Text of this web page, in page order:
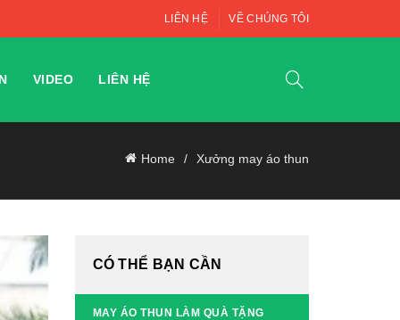
LIÊN HỆ VỀ CHÚNG TÔI
VIDEO LIÊN HỆ
Home Xưởng may áo thun
CÓ THỂ BẠN CẦN
MAY ÁO THUN LÀM QUÀ TẶNG